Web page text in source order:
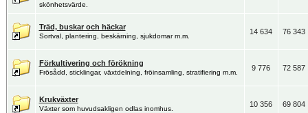
skönhetsvärde.
Träd, buskar och häckar
Sortval, plantering, beskärning, sjukdomar m.m.
14 634 76 343
Förkultivering och förökning
Frösådd, sticklingar, växtdelning, fröinsamling, stratifiering m.m.
9 776 72 587
Krukväxter
Växter som huvudsakligen odlas inomhus.
10 356 69 804